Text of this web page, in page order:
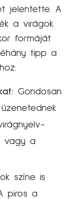
jelentette. A
a virágok
formáját
tipp a
Gondosan
vagy a
színe is
piros a